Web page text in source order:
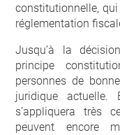
constitutionnelle, qui
réglementation
Jusqu’à la
principe
personnes de
juridique
s’appliquera très
peuvent encore